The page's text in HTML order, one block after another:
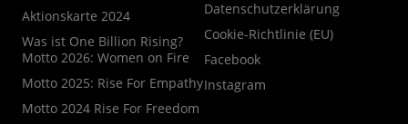
Aktionskarte 2024
Was ist One Billion Rising?
Motto 2026: Women on Fire
Motto 2025: Rise For Empathy
Motto 2024 Rise For Freedom
Datenschutzerklärung
Cookie-Richtlinie (EU)
Facebook
Instagram